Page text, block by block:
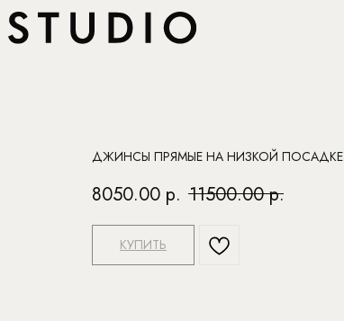
ДЖИНСЫ ПРЯМЫЕ НА НИЗКОЙ ПОСАДКЕ
8050.00 р. 11500.00 р.
КУПИТЬ